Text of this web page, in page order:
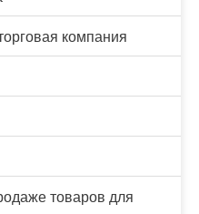
компания
товаров для